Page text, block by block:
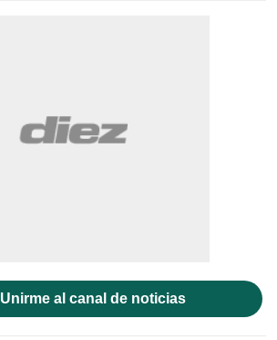
Unirme al canal de noticias